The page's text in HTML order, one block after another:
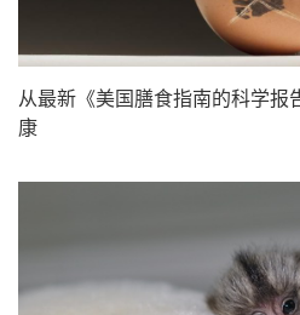
从最新《美国膳食指南的科学报
康